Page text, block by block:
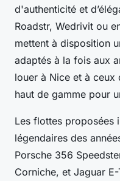
d'authenticité et
Roadstr, Wedrivit ou
mettent à disposition
adaptés à la fois aux
louer à Nice et à ceux
haut de gamme pour
Les flottes proposées
légendaires des
Porsche 356
Corniche, et Jaguar